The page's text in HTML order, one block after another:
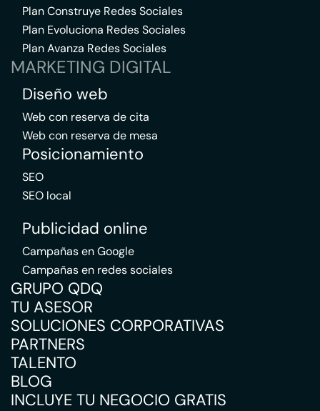
Plan Construye Redes Sociales
Plan Evoluciona Redes Sociales
Plan Avanza Redes Sociales
MARKETING DIGITAL
Diseño web
Web con reserva de cita
Web con reserva de mesa
Posicionamiento
SEO
SEO local
Publicidad online
Campañas en Google
Campañas en redes sociales
GRUPO QDQ
TU ASESOR
SOLUCIONES CORPORATIVAS
PARTNERS
TALENTO
BLOG
INCLUYE TU NEGOCIO GRATIS